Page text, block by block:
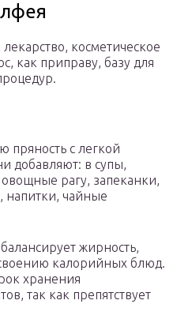
косметическое
как приправу, базу для
пряность с легкой
добавляют: в супы,
рагу, запеканки,
напитки, чайные
жирность,
калорийных блюд.
хранения
так как препятствует